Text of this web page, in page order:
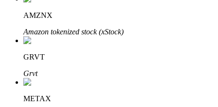
Otomatik Yatırım
Uzun vadeli kâr ve esnek çıkarlar elde edin
AMZNX
Amazon tokenized stock (xStock)
GRVT
Grvt
METAX